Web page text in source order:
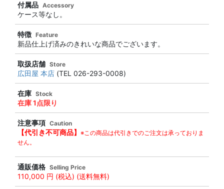
付属品 Accessory
ケース等なし。
特徴 Feature
新品仕上げ済みのきれいな商品でございます。
取扱店舗 Store
広田屋 本店 (TEL 026-293-0008)
在庫 Stock
在庫 1点限り
注意事項 Caution
【代引き不可商品】
※この商品は代引きでのご注文は承っておりま
せん。
通販価格 Selling Price
110,000 円 (税込) (送料無料)